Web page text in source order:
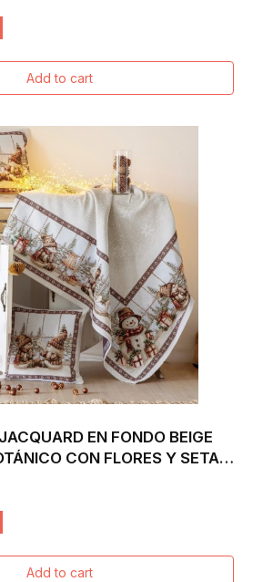
Add to cart
EN FONDO BEIGE
CON FLORES Y SETAS
Add to cart